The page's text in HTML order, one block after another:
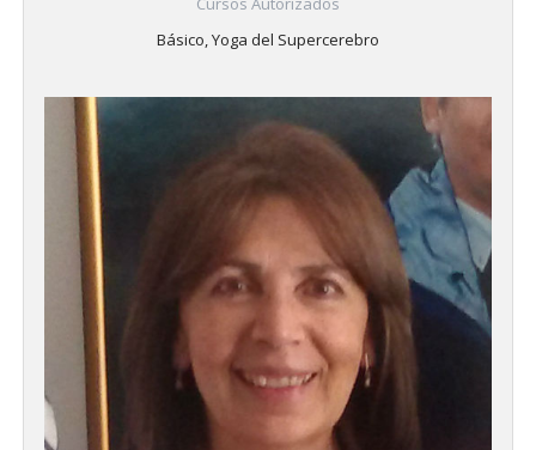
Básico, Yoga del Supercerebro